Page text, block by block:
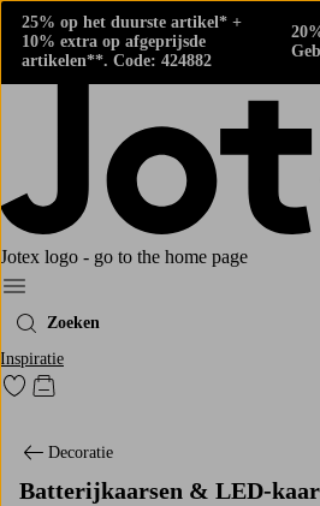
25% op het duurste artikel* +
10% extra op afgeprijsde
artikelen**. Code: 424882
Jotex logo - go to the home page
Menu
Zoeken
Inspiratie
Ga naar favoriet gemarkeerde producten
Go to checkout
Decoratie
Batterijkaarsen & LED-